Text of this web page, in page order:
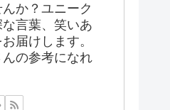
か？ユニーク
言葉、笑いあ
届けします。
の参考になれ